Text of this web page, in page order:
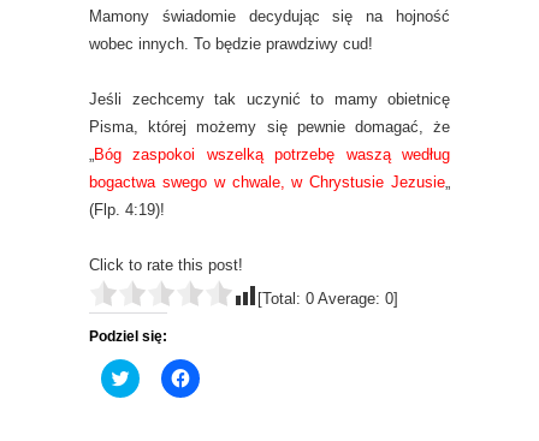
Mamony świadomie decydując się na hojność
wobec innych. To będzie prawdziwy cud!
Jeśli zechcemy tak uczynić to mamy obietnicę
Pisma, której możemy się pewnie domagać, że
„Bóg zaspokoi wszelką potrzebę waszą według
bogactwa swego w chwale, w Chrystusie Jezusie„
(Flp. 4:19)!
Click to rate this post!
[Total: 0 Average: 0]
Podziel się:
C
l
C
l